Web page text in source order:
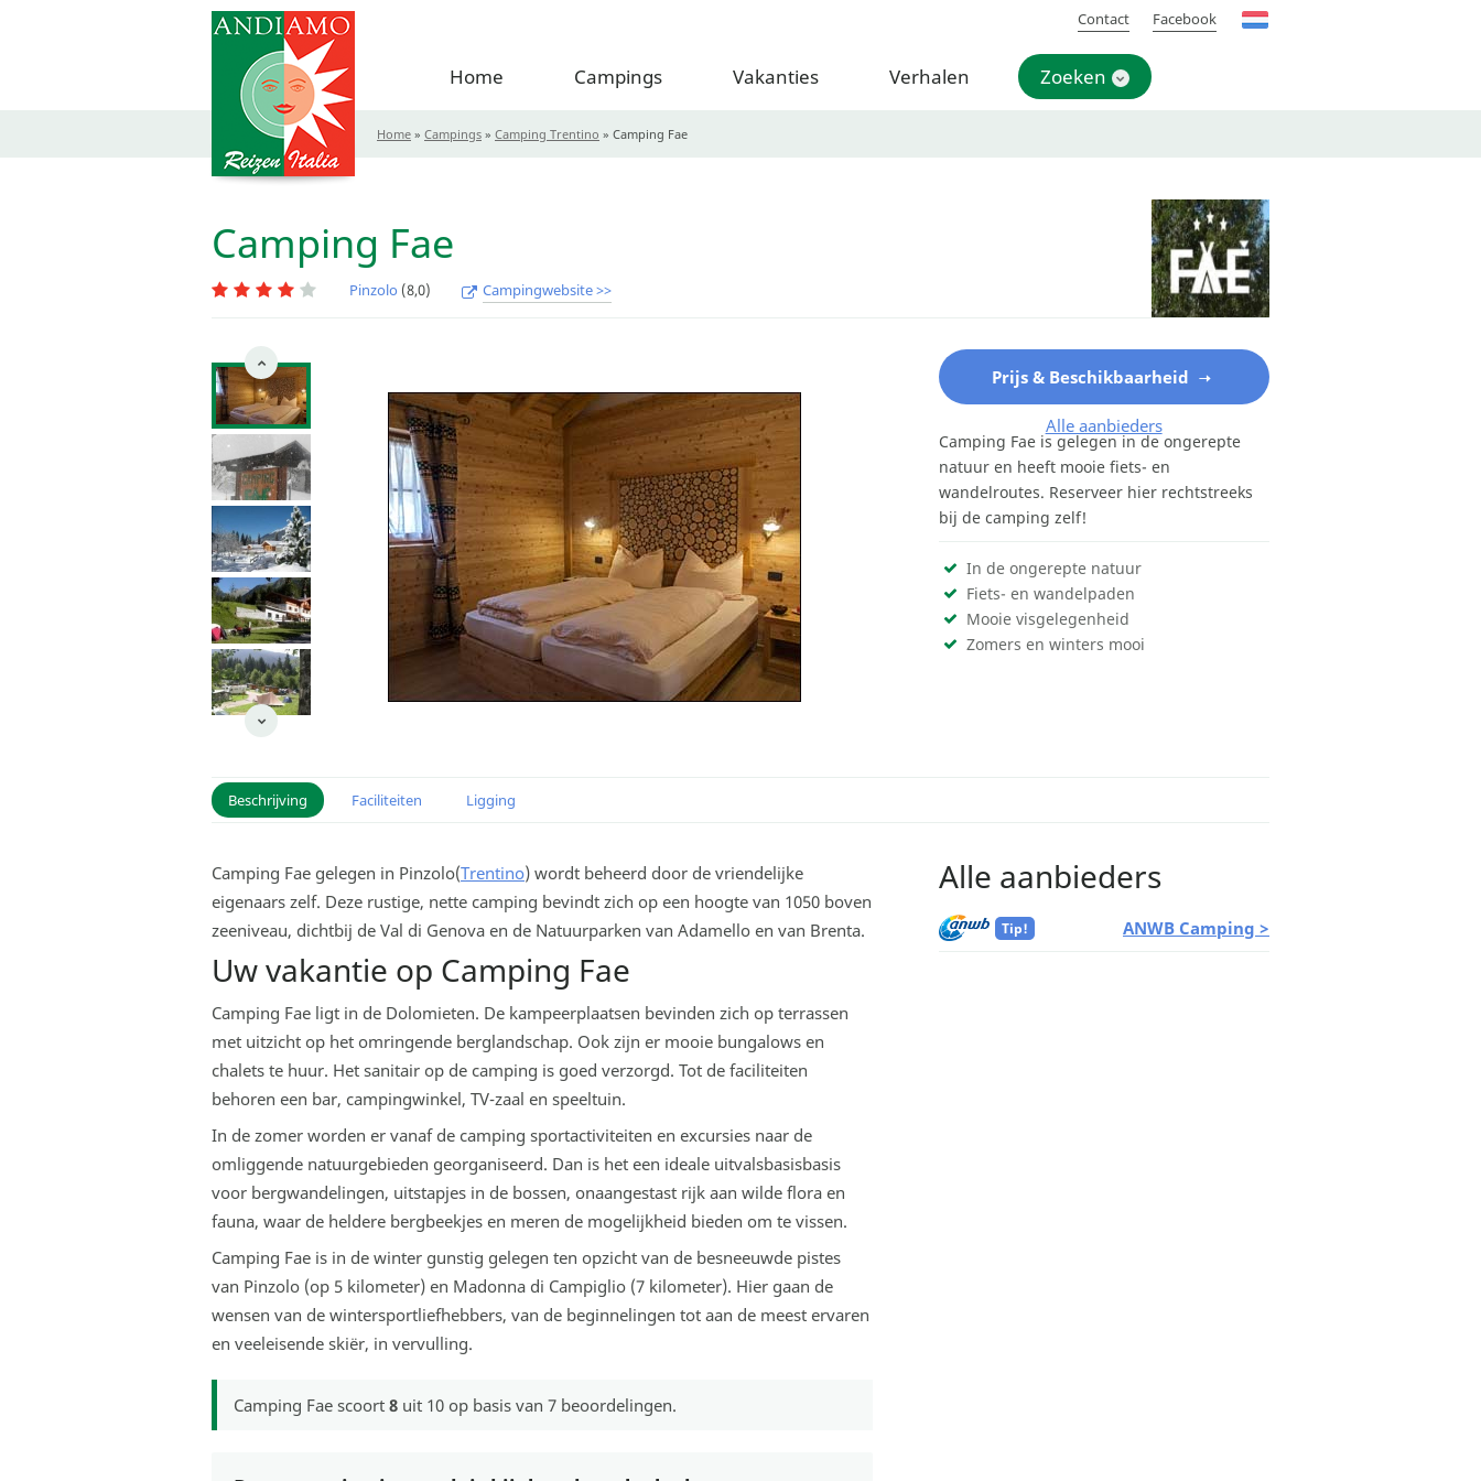
Home Campings Vakanties Verhalen Zoeken
Contact Facebook
Home » Campings » Camping Trentino » Camping Fae
Camping Fae
Pinzolo (8,0) Campingwebsite >>
Prijs & Beschikbaarheid
Alle aanbieders
Camping Fae is gelegen in de ongerepte
natuur en heeft mooie fiets- en
wandelroutes. Reserveer hier rechtstreeks
bij de camping zelf!
In de ongerepte natuur
Fiets- en wandelpaden
Mooie visgelegenheid
Zomers en winters mooi
Beschrijving Faciliteiten Ligging
Camping Fae gelegen in Pinzolo(Trentino) wordt beheerd door de vriendelijke
eigenaars zelf. Deze rustige, nette camping bevindt zich op een hoogte van 1050 boven
zeeniveau, dichtbij de Val di Genova en de Natuurparken van Adamello en van Brenta.
Uw vakantie op Camping Fae
Camping Fae ligt in de Dolomieten. De kampeerplaatsen bevinden zich op terrassen
met uitzicht op het omringende berglandschap. Ook zijn er mooie bungalows en
chalets te huur. Het sanitair op de camping is goed verzorgd. Tot de faciliteiten
behoren een bar, campingwinkel, TV-zaal en speeltuin.
In de zomer worden er vanaf de camping sportactiviteiten en excursies naar de
omliggende natuurgebieden georganiseerd. Dan is het een ideale uitvalsbasisbasis
voor bergwandelingen, uitstapjes in de bossen, onaangestast rijk aan wilde flora en
fauna, waar de heldere bergbeekjes en meren de mogelijkheid bieden om te vissen.
Camping Fae is in de winter gunstig gelegen ten opzicht van de besneeuwde pistes
van Pinzolo (op 5 kilometer) en Madonna di Campiglio (7 kilometer). Hier gaan de
wensen van de wintersportliefhebbers, van de beginnelingen tot aan de meest ervaren
en veeleisende skiër, in vervulling.
Camping Fae scoort 8 uit 10 op basis van 7 beoordelingen.
Alle aanbieders
Tip! ANWB Camping >